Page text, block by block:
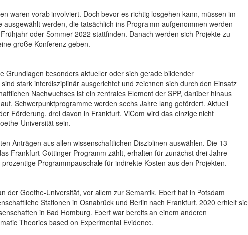
waren vorab involviert. Doch bevor es richtig losgehen kann, müssen im
werden, die tatsächlich ins Programm aufgenommen werden
oder Sommer 2022 stattfinden. Danach werden sich Projekte zu
große Konferenz geben.
Grundlagen besonders aktueller oder sich gerade bildender
stark interdisziplinär ausgerichtet und zeichnen sich durch den Einsatz
Nachwuchses ist ein zentrales Element der SPP, darüber hinaus
Schwerpunktprogramme werden sechs Jahre lang gefördert. Aktuell
Förderung, drei davon in Frankfurt. ViCom wird das einzige nicht
Universität sein.
Anträgen aus allen wissenschaftlichen Disziplinen auswählen. Die 13
Frankfurt-Göttinger-Programm zählt, erhalten für zunächst drei Jahre
Programmpauschale für indirekte Kosten aus den Projekten.
der Goethe-Universität, vor allem zur Semantik. Ebert hat in Potsdam
Stationen in Osnabrück und Berlin nach Frankfurt. 2020 erhielt sie
in Bad Homburg. Ebert war bereits an einem anderen
Theories based on Experimental Evidence.